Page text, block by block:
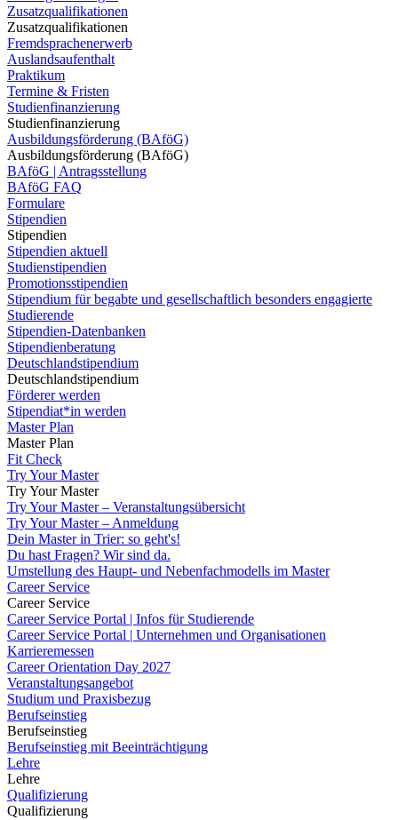
Zusatzqualifikationen
Zusatzqualifikationen
Fremdsprachenerwerb
Auslandsaufenthalt
Praktikum
Termine & Fristen
Studienfinanzierung
Studienfinanzierung
Ausbildungsförderung (BAföG)
Ausbildungsförderung (BAföG)
BAföG | Antragsstellung
BAföG FAQ
Formulare
Stipendien
Stipendien
Stipendien aktuell
Studienstipendien
Promotionsstipendien
Stipendium für begabte und gesellschaftlich besonders engagierte
Studierende
Stipendien-Datenbanken
Stipendienberatung
Deutschlandstipendium
Deutschlandstipendium
Förderer werden
Stipendiat*in werden
Master Plan
Master Plan
Fit Check
Try Your Master
Try Your Master
Try Your Master – Veranstaltungsübersicht
Try Your Master – Anmeldung
Dein Master in Trier: so geht's!
Du hast Fragen? Wir sind da.
Umstellung des Haupt- und Nebenfachmodells im Master
Career Service
Career Service
Career Service Portal | Infos für Studierende
Career Service Portal | Unternehmen und Organisationen
Karrieremessen
Career Orientation Day 2027
Veranstaltungsangebot
Studium und Praxisbezug
Berufseinstieg
Berufseinstieg
Berufseinstieg mit Beeinträchtigung
Lehre
Lehre
Qualifizierung
Qualifizierung